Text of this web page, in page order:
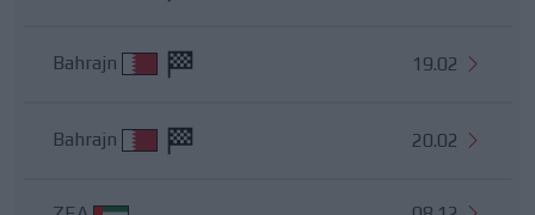
Bahrajn 19.02
Bahrajn 20.02